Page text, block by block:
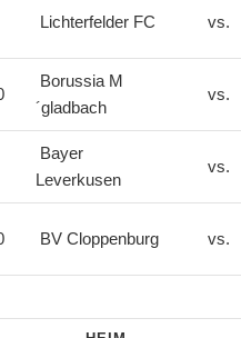
Lichterfelder FC vs.
Borussia M
´gladbach
vs.
Bayer
Leverkusen
vs.
BV Cloppenburg vs.